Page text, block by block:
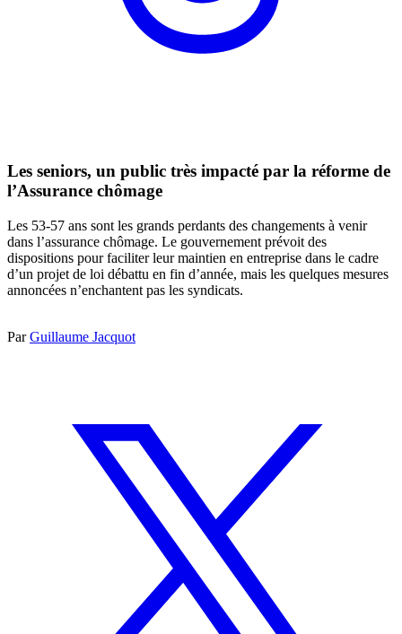
Les seniors, un public très impacté par la réforme de
l’Assurance chômage
Les 53-57 ans sont les grands perdants des changements à venir
dans l’assurance chômage. Le gouvernement prévoit des
dispositions pour faciliter leur maintien en entreprise dans le cadre
d’un projet de loi débattu en fin d’année, mais les quelques mesures
annoncées n’enchantent pas les syndicats.
ParGuillaume Jacquot